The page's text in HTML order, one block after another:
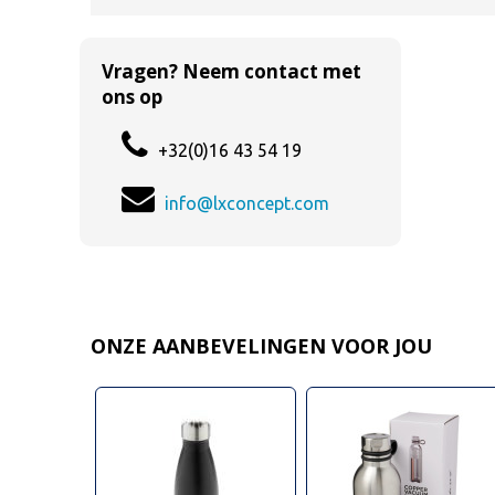
Vragen? Neem contact met
ons op
+32(0)16 43 54 19
info@lxconcept.com
ONZE AANBEVELINGEN VOOR JOU